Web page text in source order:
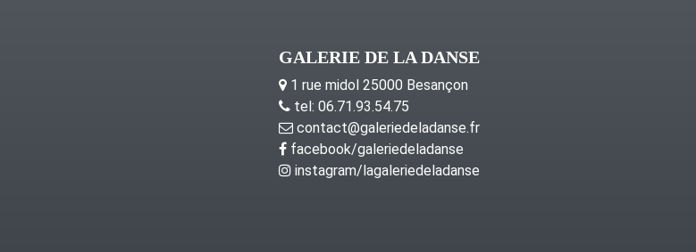
GALERIE DE LA DANSE
1 rue midol 25000 Besançon
tel: 06.71.93.54.75
contact@galeriedeladanse.fr
facebook/galeriedeladanse
instagram/lagaleriedeladanse